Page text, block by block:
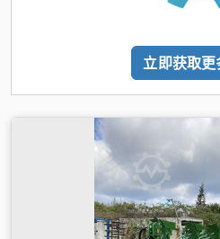
立即获取更